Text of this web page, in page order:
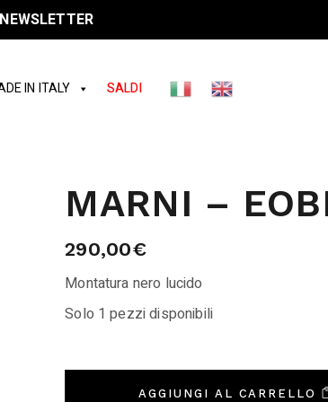
IN ITALY SALDI
MARNI –
290,00€
Montatura nero lucido
Solo 1 pezzi disponibili
AGGIUNGI AL CARRELLO